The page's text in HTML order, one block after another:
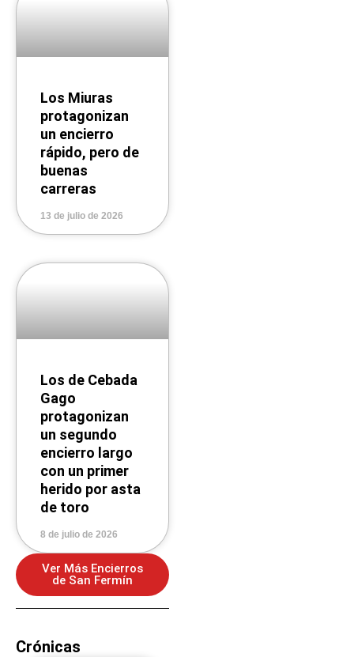
Los Miuras
protagonizan
un encierro
rápido, pero de
buenas
carreras
13 de julio de 2026
Los de Cebada
Gago
protagonizan
un segundo
encierro largo
con un primer
herido por asta
de toro
8 de julio de 2026
Ver Más Encierros
de San Fermín
Crónicas